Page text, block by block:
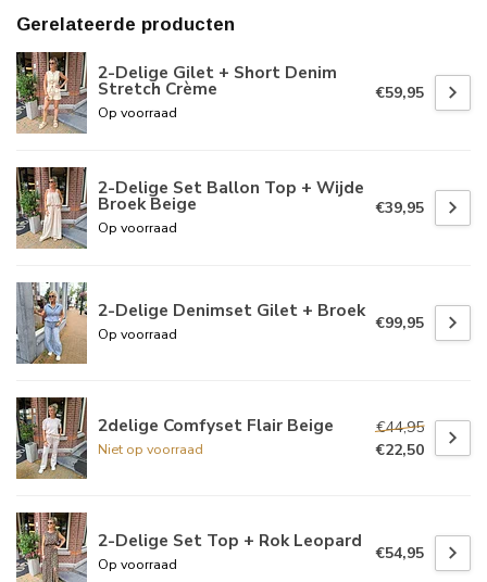
Gerelateerde producten
2-Delige Gilet + Short Denim
Stretch Crème
Op voorraad
€59,95
2-Delige Set Ballon Top + Wijde
Broek Beige
Op voorraad
€39,95
2-Delige Denimset Gilet + Broek
Op voorraad
€99,95
2delige Comfyset Flair Beige
Niet op voorraad
€44,95
€22,50
2-Delige Set Top + Rok Leopard
Op voorraad
€54,95